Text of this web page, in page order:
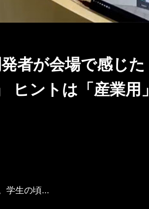
者が会場で感じた
ヒントは「産業用」
学生の頃...